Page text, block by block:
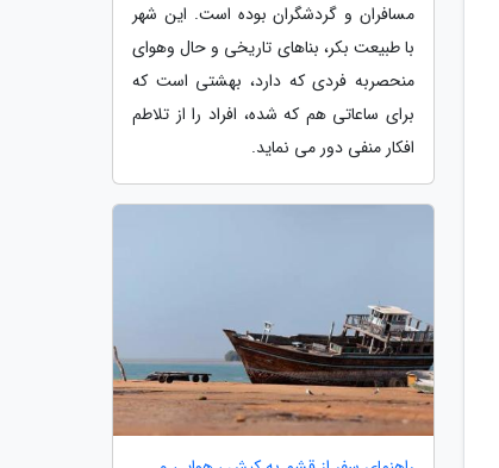
مسافران و گردشگران بوده است. این شهر
با طبیعت بکر، بناهای تاریخی و حال وهوای
منحصربه فردی که دارد، بهشتی است که
برای ساعاتی هم که شده، افراد را از تلاطم
افکار منفی دور می نماید.